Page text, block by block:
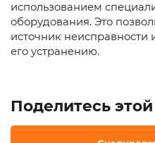
использованием
оборудования. Это
источник неисправности
его устранению.
Поделитесь